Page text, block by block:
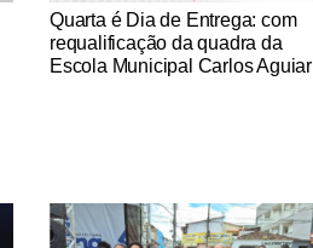
Notícias Católicas
Quarta é Dia de Entrega: com
requalificação da quadra da
Escola Municipal Carlos Aguiar